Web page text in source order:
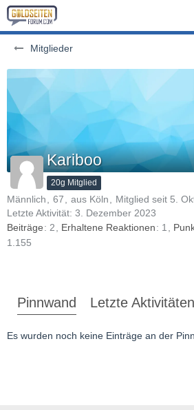
Mitglieder
Kariboo
20g Mitglied
Männlich 67 aus Köln
Mitglied seit 5.
Letzte Aktivität: 3. Dezember 2023
Beiträge
2 Erhaltene Reaktionen 1
1.155
Pinnwand Letzte Aktivitäten
Es wurden noch keine Einträge an der